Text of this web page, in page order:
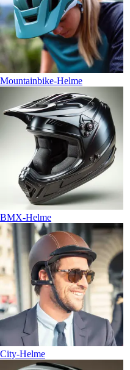
Mountainbike-Helme
BMX-Helme
City-Helme